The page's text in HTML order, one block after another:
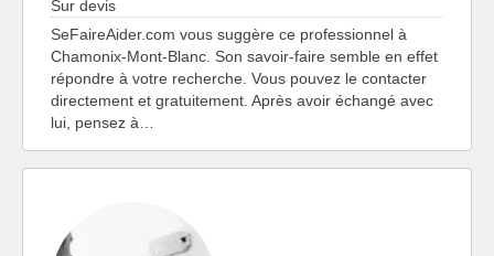
Sur devis
SeFaireAider.com vous suggère ce professionnel à
Chamonix-Mont-Blanc. Son savoir-faire semble en effet
répondre à votre recherche. Vous pouvez le contacter
directement et gratuitement. Après avoir échangé avec
lui, pensez à…